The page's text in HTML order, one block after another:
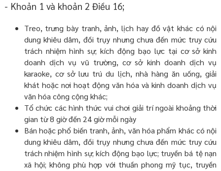
- Khoản 1 và khoản 2 Điều 16;
Treo, trưng bày tranh, ảnh, lịch hay đồ vật khác có nội
dung khiêu dâm, đồi trụy nhưng chưa đến mức truy cứu
trách nhiệm hình sự; kích động bạo lực tại cơ sở kinh
doanh dịch vụ vũ trường, cơ sở kinh doanh dịch vụ
karaoke, cơ sở lưu trú du lịch, nhà hàng ăn uống, giải
khát hoặc nơi hoạt động văn hóa và kinh doanh dịch vụ
văn hóa công cộng khác;
Tổ chức các hình thức vui chơi giải trí ngoài khoảng thời
gian từ 8 giờ đến 24 giờ mỗi ngày
Bán hoặc phổ biến tranh, ảnh, văn hóa phẩm khác có nội
dung khiêu dâm, đồi trụy nhưng chưa đến mức truy cứu
trách nhiệm hình sự; kích động bạo lực; truyền bá tệ nạn
xã hội; không phù hợp với thuần phong mỹ tục, truyền